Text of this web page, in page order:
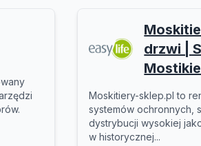
drzwi |
Moskitiery-sklep.pl to
systemów ochronnych,
dystrybucji wysokiej
w historycznej...